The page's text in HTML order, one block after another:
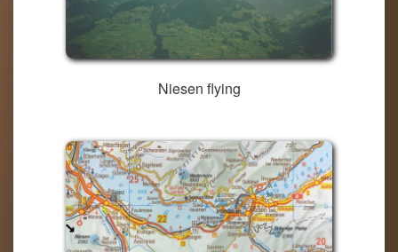
Niesen flying